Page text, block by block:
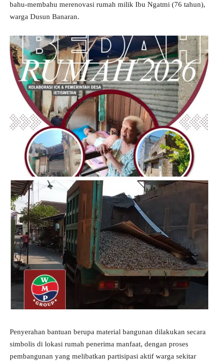
bahu-membahu merenovasi rumah milik Ibu Ngatmi (76 tahun),
warga Dusun Banaran.
Penyerahan bantuan berupa material bangunan dilakukan secara
simbolis di lokasi rumah penerima manfaat, dengan proses
pembangunan yang melibatkan partisipasi aktif warga sekitar